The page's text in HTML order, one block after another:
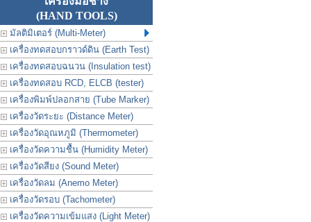
(HAND TOOLS)
มัลติมิเตอร์ (Multi-Meter)
เครื่องทดสอบกราวด์ดิน (Earth Test)
เครื่องทดสอบฉนวน (Insulation test)
เครื่องทดสอบ RCD, ELCB (tester)
เครื่องพิมพ์ปลอกสาย (Tube Marker)
เครื่องวัดระยะ (Distance Meter)
เครื่องวัดอุณหภูมิ (Thermometer)
เครื่องวัดความชื้น (Humidity Meter)
เครื่องวัดสียง (Sound Meter)
เครื่องวัดลม (Anemo Meter)
เครื่องวัดรอบ (Tachometer)
เครื่องวัดความเข้มแสง (Light Meter)